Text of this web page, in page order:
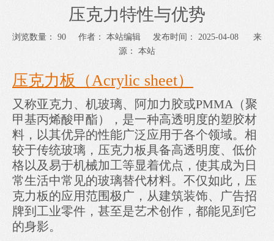
压克力特性与优势
浏览数量： 90 作者： 本站编辑 发布时间： 2025-04-08 来
源： 本站
压克力板（Acrylic sheet）
又称亚克力、机玻璃、阿加力胶或PMMA（聚
甲基丙烯酸甲酯），是一种高透明度的塑胶材
料，以其优异的性能广泛应用于各个领域。相
较于传统玻璃，压克力板具备高透明度、低价
格以及易于机械加工等显着优点，使其成为日
常生活中常见的玻璃替代材料。不仅如此，压
克力板的应用范围极广，从建筑装饰、广告招
牌到工业零件，甚至是艺术创作，都能见到它
的身影。